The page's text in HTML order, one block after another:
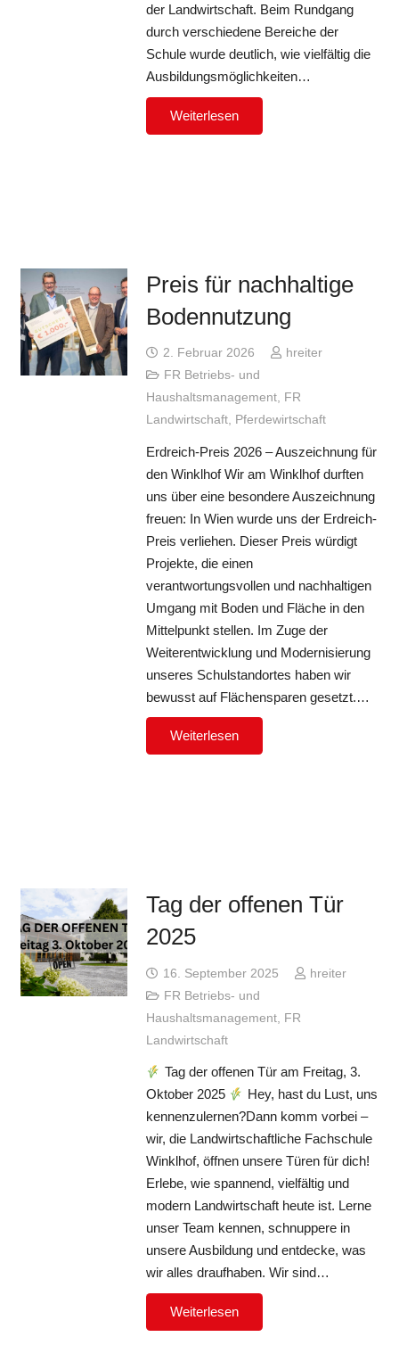
der Landwirtschaft. Beim Rundgang
durch verschiedene Bereiche der
Schule wurde deutlich, wie vielfältig die
Ausbildungsmöglichkeiten…
Weiterlesen
Preis für nachhaltige
Bodennutzung
2. Februar 2026
hreiter
FR Betriebs- und
Haushaltsmanagement, FR
Landwirtschaft, Pferdewirtschaft
Erdreich-Preis 2026 – Auszeichnung für
den Winklhof Wir am Winklhof durften
uns über eine besondere Auszeichnung
freuen: In Wien wurde uns der Erdreich-
Preis verliehen. Dieser Preis würdigt
Projekte, die einen
verantwortungsvollen und nachhaltigen
Umgang mit Boden und Fläche in den
Mittelpunkt stellen. Im Zuge der
Weiterentwicklung und Modernisierung
unseres Schulstandortes haben wir
bewusst auf Flächensparen gesetzt.…
Weiterlesen
Tag der offenen Tür
2025
16. September 2025
hreiter
FR Betriebs- und
Haushaltsmanagement, FR
Landwirtschaft
Tag der offenen Tür am Freitag, 3.
Oktober 2025
Hey, hast du Lust, uns
kennenzulernen?Dann komm vorbei –
wir, die Landwirtschaftliche Fachschule
Winklhof, öffnen unsere Türen für dich!
Erlebe, wie spannend, vielfältig und
modern Landwirtschaft heute ist. Lerne
unser Team kennen, schnuppere in
unsere Ausbildung und entdecke, was
wir alles draufhaben. Wir sind…
Weiterlesen